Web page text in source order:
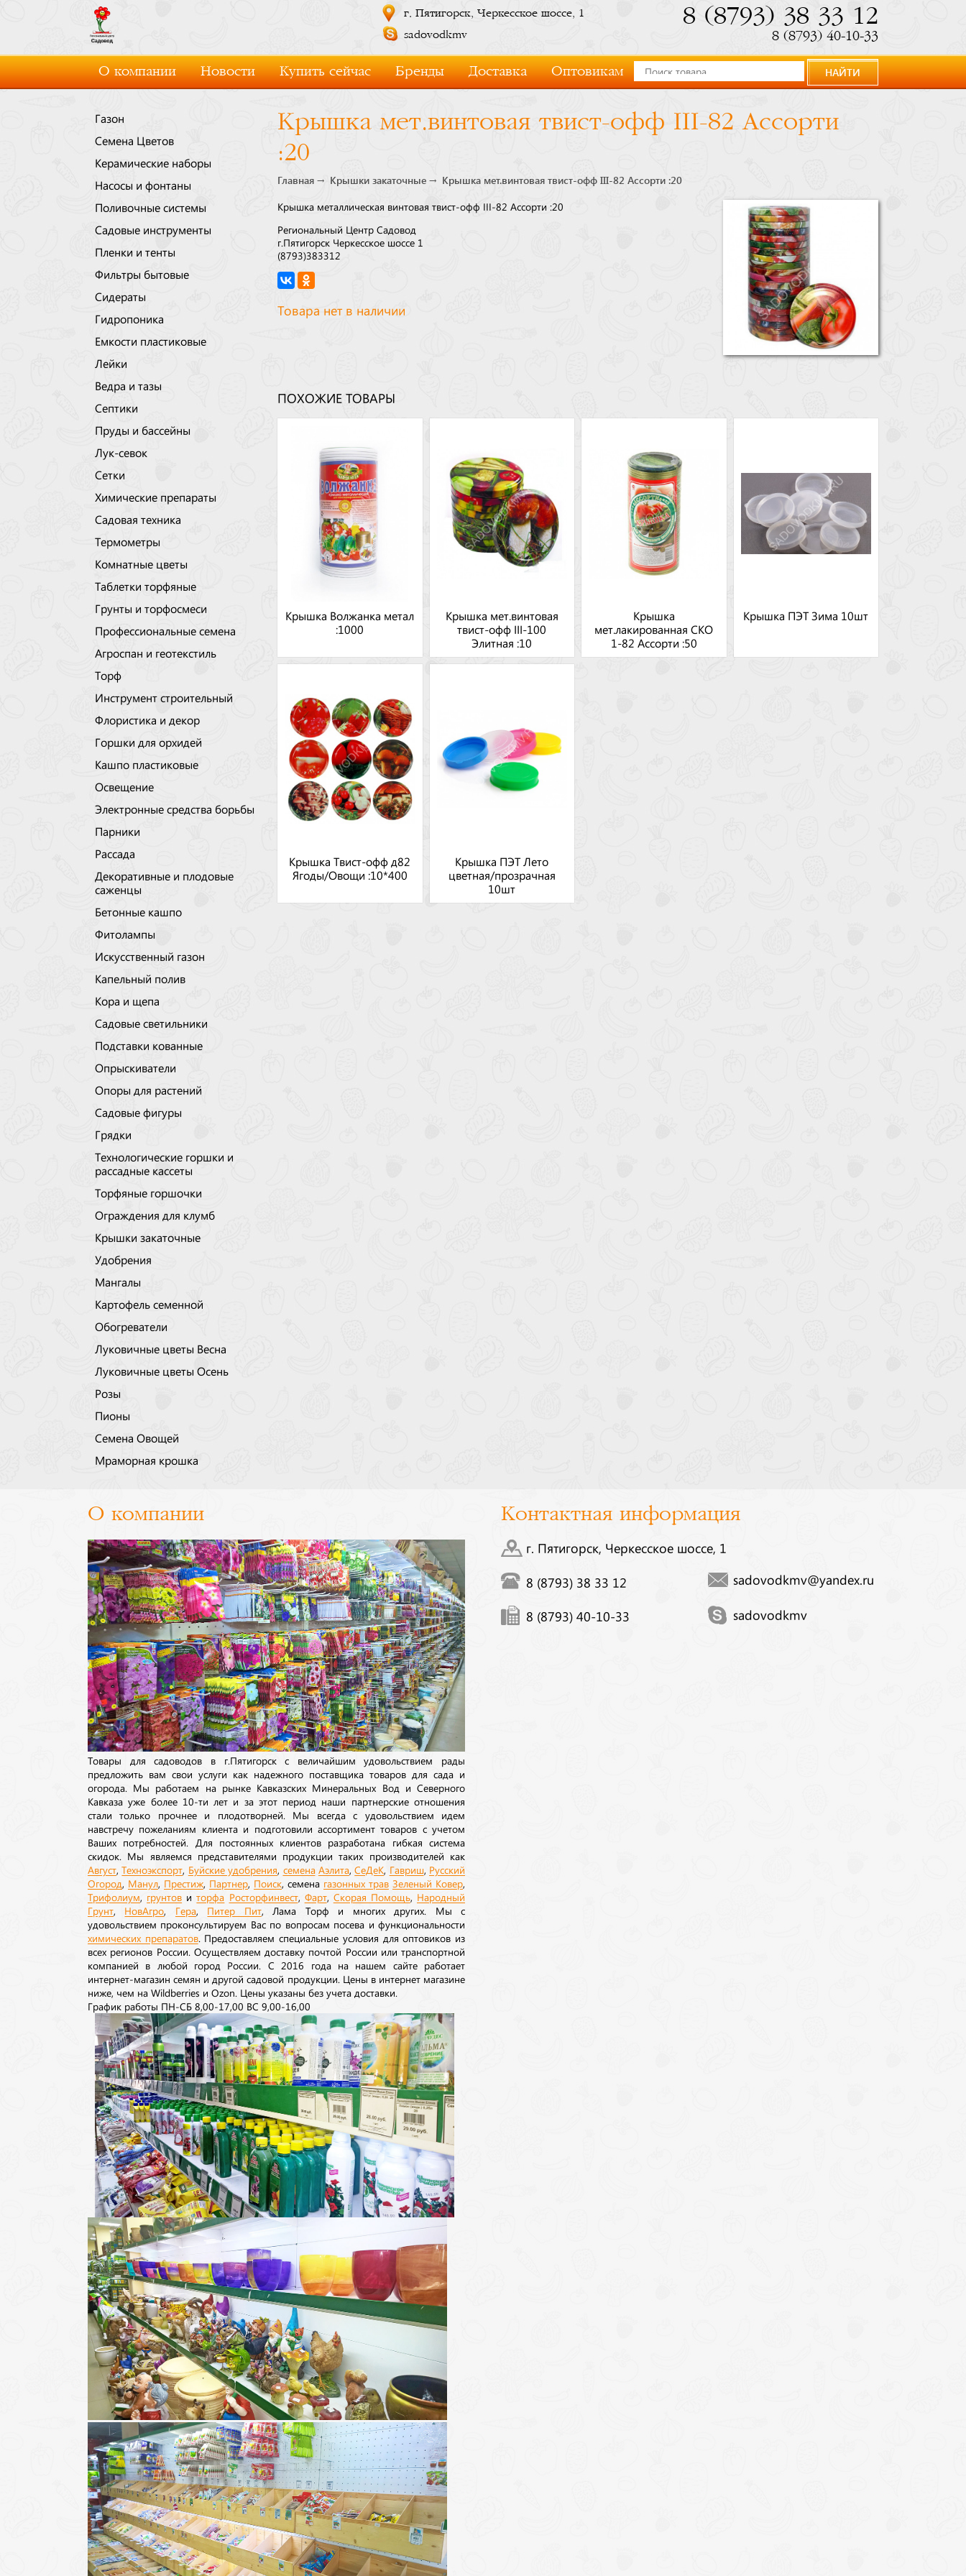
г. Пятигорск, Черкесское шоссе, 1
sadovodkmv
8 (8793) 38 33 12
8 (8793) 40-10-33
О компании Новости Купить сейчас Бренды Доставка Оптовикам НАЙТИ
Газон
Семена Цветов
Керамические наборы
Насосы и фонтаны
Поливочные системы
Садовые инструменты
Пленки и тенты
Фильтры бытовые
Сидераты
Гидропоника
Емкости пластиковые
Лейки
Ведра и тазы
Септики
Пруды и бассейны
Лук-севок
Сетки
Химические препараты
Садовая техника
Термометры
Комнатные цветы
Таблетки торфяные
Грунты и торфосмеси
Профессиональные семена
Агроспан и геотекстиль
Торф
Инструмент строительный
Флористика и декор
Горшки для орхидей
Кашпо пластиковые
Освещение
Электронные средства борьбы
Парники
Рассада
Декоративные и плодовые
саженцы
Бетонные кашпо
Фитолампы
Искусственный газон
Капельный полив
Кора и щепа
Садовые светильники
Подставки кованные
Опрыскиватели
Опоры для растений
Садовые фигуры
Грядки
Технологические горшки и
рассадные кассеты
Торфяные горшочки
Ограждения для клумб
Крышки закаточные
Удобрения
Мангалы
Картофель семенной
Обогреватели
Луковичные цветы Весна
Луковичные цветы Осень
Розы
Пионы
Семена Овощей
Мраморная крошка
Крышка мет.винтовая твист-офф III-82 Ассорти
:20
Главная Крышки закаточные Крышка мет.винтовая твист-офф III-82 Ассорти :20
Крышка металлическая винтовая твист-офф III-82 Ассорти :20
Региональный Центр Садовод
г.Пятигорск Черкесское шоссе 1
(8793)383312
Товара нет в наличии
ПОХОЖИЕ ТОВАРЫ
Крышка Волжанка метал
:1000
Крышка мет.винтовая
твист-офф III-100
Элитная :10
Крышка
мет.лакированная СКО
1-82 Ассорти :50
Крышка ПЭТ Зима 10шт
Крышка Твист-офф д82
Ягоды/Овощи :10*400
Крышка ПЭТ Лето
цветная/прозрачная
10шт
О компании
Товары для садоводов в г.Пятигорск с величайшим удовольствием рады
предложить вам свои услуги как надежного поставщика товаров для сада и
огорода. Мы работаем на рынке Кавказских Минеральных Вод и Северного
Кавказа уже более 10-ти лет и за этот период наши партнерские отношения
стали только прочнее и плодотворней. Мы всегда с удовольствием идем
навстречу пожеланиям клиента и подготовили ассортимент товаров с учетом
Ваших потребностей. Для постоянных клиентов разработана гибкая система
скидок. Мы являемся представителями продукции таких производителей как
Август ,Техноэкспорт Буйские удобрения семена Аэлита,СеДеК Гавриш Русский
Огород Манул Престиж Партнер Поиск , семена газонных трав Зеленый Ковер
Трифолиум грунтов иторфа Росторфинвест, Фарт, Скорая Помощь Народный
Грунт НовАгро Гера, Питер Пит, Лама Торф и многих других. Мы с
удовольствием проконсультируем Вас по вопросам посева и функциональности
химических препаратов. Предоставляем специальные условия для оптовиков из
всех регионов России. Осуществляем доставку почтой России или транспортной
компанией в любой город России. С 2016 года на нашем сайте работает
интернет-магазин семян и другой садовой продукции. Цены в интернет магазине
ниже, чем на Wildberries и Ozon. Цены указаны без учета доставки.
График работы ПН-СБ 8,00-17,00 ВС 9,00-16,00
Контактная информация
г. Пятигорск, Черкесское шоссе, 1
8 (8793) 38 33 12
8 (8793) 40-10-33
sadovodkmv@yandex.ru
sadovodkmv